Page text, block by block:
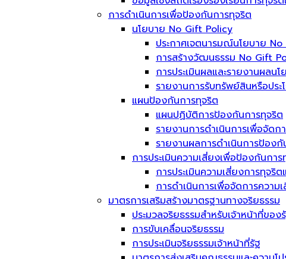
การดำเนินการเพื่อป้องกันการทุจริต
นโยบาย No Gift Policy
ประกาศเจตนารมณ์นโยบาย
การสร้างวัฒนธรรม No Gift
การประเมินผลและรายงานผล
รายงานการรับทรัพย์สินหรือประ
แผนป้องกันการทุจริต
แผนปฏิบัติการป้องกันการทุจริต
รายงานการดำเนินการเพื่อจัดก
รายงานผลการดำเนินการป้องกั
การประเมินความเสี่ยงเพื่อป้องกันกา
การประเมินความเสี่ยงการทุจริ
การดำเนินการเพื่อจัดการควา
มาตรการเสริมสร้างมาตรฐานทางจริยธรรม
ประมวลจริยธรรมสำหรับเจ้าหน้าที่ของ
การขับเคลื่อนจริยธรรม
การประเมินจริยธรรมเจ้าหน้าที่รัฐ